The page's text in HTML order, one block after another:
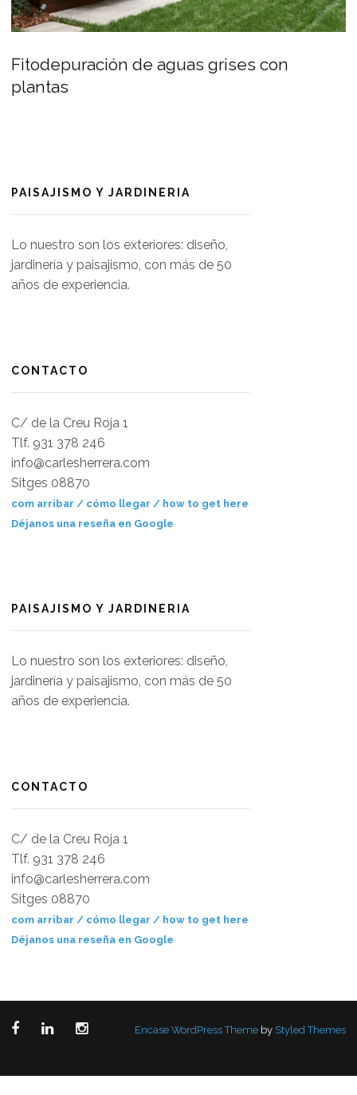
Fitodepuración de aguas grises con
plantas
PAISAJISMO Y JARDINERIA
Lo nuestro son los exteriores: diseño,
jardinería y paisajismo, con más de 50
años de experiencia.
CONTACTO
C/ de la Creu Roja 1
Tlf. 931 378 246
info@carlesherrera.com
Sitges 08870
com arribar / cómo llegar / how to get here
Déjanos una reseña en Google
PAISAJISMO Y JARDINERIA
Lo nuestro son los exteriores: diseño,
jardinería y paisajismo, con más de 50
años de experiencia.
CONTACTO
C/ de la Creu Roja 1
Tlf. 931 378 246
info@carlesherrera.com
Sitges 08870
com arribar / cómo llegar / how to get here
Déjanos una reseña en Google
Encase WordPress Themeby Styled Themes